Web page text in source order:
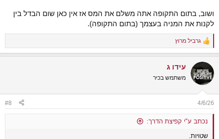
ושוב, בתום התקופה אתה משלם את המס אז אין כאן שום הבדל בין
לקנות את המניה בעצמך (בתום התקופה).
R
e
c
t
i
s
:
גרביל מרוץ
עידו ג
משתמש בכיר
4/6/26
#8
נכתב ע"י קפיצת הדרך:
שטויות.